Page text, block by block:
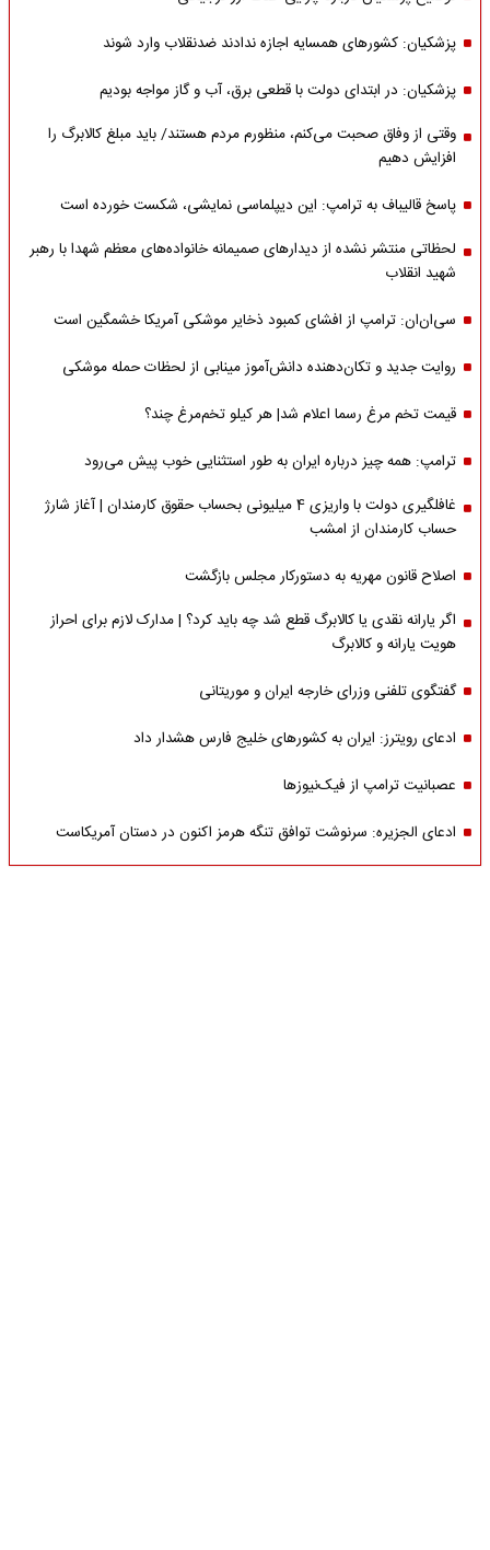
پزشکیان: کشورهای همسایه اجازه ندادند ضدنقلاب وارد شوند
پزشکیان: در ابتدای دولت با قطعی برق، آب و گاز مواجه بودیم
وقتی از وفاق صحبت می‌کنم، منظورم مردم هستند/ باید مبلغ کالابرگ را
افزایش دهیم
پاسخ قالیباف به ترامپ: این دیپلماسی نمایشی، شکست خورده است
لحظاتی منتشر نشده از دیدارهای صمیمانه خانواده‌های معظم شهدا با رهبر
شهید انقلاب
سی‌ان‌ان: ترامپ از افشای کمبود ذخایر موشکی آمریکا خشمگین است
روایت جدید و تکان‌دهنده دانش‌آموز مینابی از لحظات حمله موشکی
قیمت تخم مرغ رسما اعلام شد| هر کیلو تخم‌مرغ چند؟
ترامپ: همه چیز درباره ایران به طور استثنایی خوب پیش می‌رود
غافلگیری دولت با واریزی 4 میلیونی بحساب حقوق کارمندان | آغاز شارژ
حساب کارمندان از امشب
اصلاح قانون مهریه به دستورکار مجلس بازگشت
اگر یارانه نقدی یا کالابرگ قطع شد چه باید کرد؟ | مدارک لازم برای احراز
هویت یارانه و کالابرگ
گفتگوی تلفنی وزرای خارجه ایران و موریتانی
ادعای رویترز: ایران به کشورهای خلیج فارس هشدار داد
عصبانیت ترامپ از فیک‌نیوزها
ادعای الجزیره: سرنوشت توافق تنگه هرمز اکنون در دستان آمریکاست